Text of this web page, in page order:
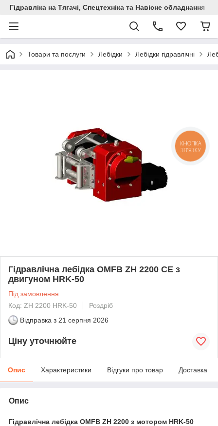
Гідравліка на Тягачі, Спецтехніка та Навісне обладнання
Товари та послуги Лебідки Лебідки гідравлічні
Гідравлічна лебідка OMFB ZH 2200 СЕ з
двигуном HRK-50
Під замовлення
Код: ZH 2200 HRK-50
Роздріб
Відправка з 21 серпня 2026
Ціну уточнюйте
Опис Характеристики Відгуки про товар Доставка
Опис
Гідравлічна лебідка OMFB ZH 2200 з мотором HRK-50
КНОПКА
ЗВ'ЯЗКУ